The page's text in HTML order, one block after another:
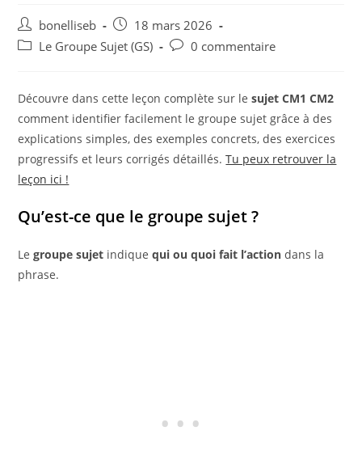
bonelliseb
18 mars 2026
Le Groupe Sujet (GS)
0 commentaire
Découvre dans cette leçon complète sur lesujet CM1 CM2
comment identifier facilement le groupe sujet grâce à des
explications simples, des exemples concrets, des exercices
progressifs et leurs corrigés détaillés.Tu peux retrouver la
leçon ici !
Qu’est-ce que le groupe sujet ?
Legroupe sujet indiquequi ou quoi fait l’action dans la
phrase.